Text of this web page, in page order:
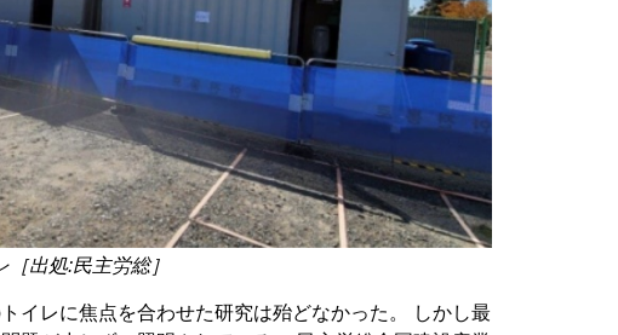
出処:民主労総］
イレに焦点を合わせた研究は殆どなかった。 しかし最